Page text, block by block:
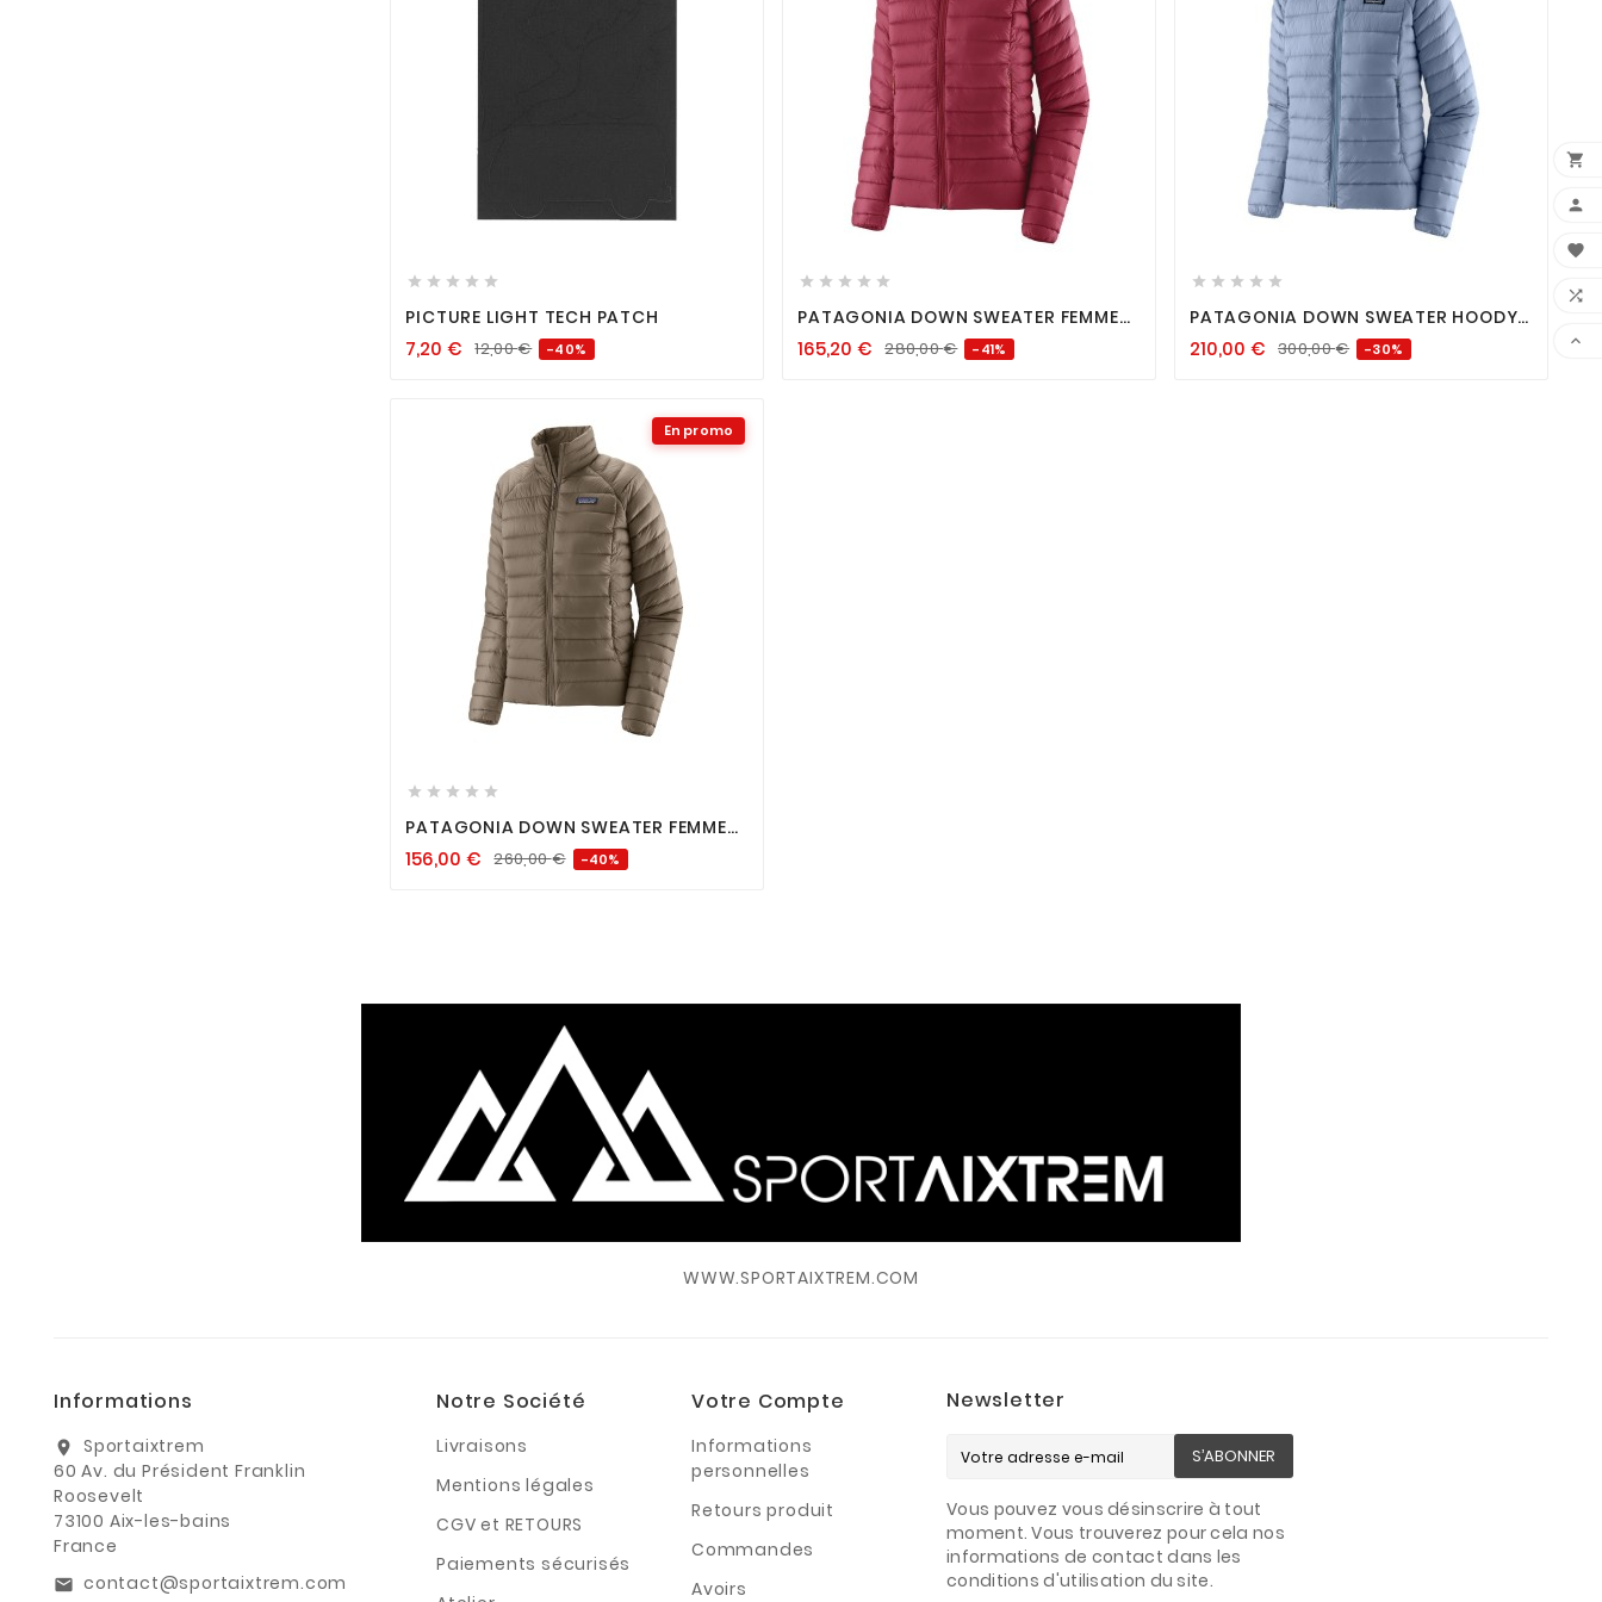
    
PICTURE LIGHT TECH PATCH
7,20€ 12,00€ -40%
 
    
PATAGONIA DOWN SWEATER FEMME
165,20€ 280,00€ -41%

    
PATAGONIA DOWN SWEATER HOODY
FEMME BARNACLE BLUE
210,00€ 300,00€ -30%
En promo

    
PATAGONIA DOWN SWEATER FEMME
156,00€ 260,00€ -40%
WWW.SPORTAIXTREM.COM
Informations
location_on
Sportaixtrem
60 Av. du Président Franklin
Roosevelt
73100 Aix-les-bains
France
email contact@sportaixtrem.com
Notre Société
Livraisons
Mentions légales
CGV et RETOURS
Paiements sécurisés
Votre Compte
Informations
personnelles
Retours produit
Commandes
Avoirs
Newsletter
S’ABONNER
Vous pouvez vous désinscrire à tout
moment. Vous trouverez pour cela nos
informations de contact dans les
conditions d'utilisation du site.




